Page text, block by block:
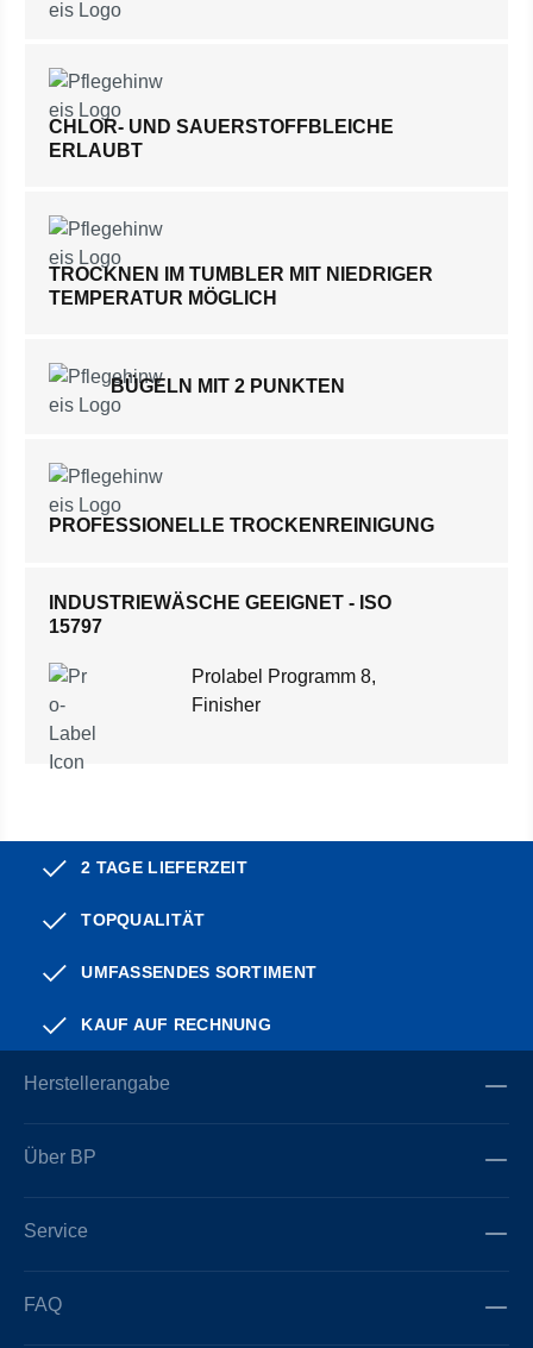
CHLOR- UND SAUERSTOFFBLEICHE
ERLAUBT
TROCKNEN IM TUMBLER MIT NIEDRIGER
TEMPERATUR MÖGLICH
BÜGELN MIT 2 PUNKTEN
PROFESSIONELLE TROCKENREINIGUNG
INDUSTRIEWÄSCHE GEEIGNET - ISO
15797
Prolabel Programm 8,
Finisher
2 TAGE LIEFERZEIT
TOPQUALITÄT
UMFASSENDES SORTIMENT
KAUF AUF RECHNUNG
Herstellerangabe
Über BP
Service
FAQ